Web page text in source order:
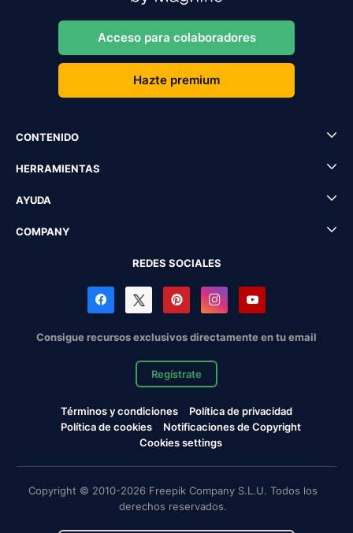
Acceso para colaboradores
Hazte premium
CONTENIDO
HERRAMIENTAS
AYUDA
COMPANY
REDES SOCIALES
Consigue recursos exclusivos directamente en tu email
Regístrate
Términos y condiciones
Política de privacidad
Política de cookies
Notificaciones de Copyright
Cookies settings
Copyright © 2010-2026 Freepik Company S.L.U. Todos los
derechos reservados.